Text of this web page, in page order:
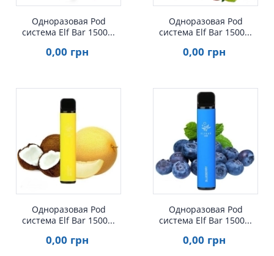
Одноразовая Pod
система Elf Bar 1500...
0,00 грн
Одноразовая Pod
система Elf Bar 1500...
0,00 грн
Одноразовая Pod
система Elf Bar 1500...
0,00 грн
Одноразовая Pod
система Elf Bar 1500...
0,00 грн